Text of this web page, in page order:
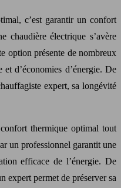
c’est garantir un confort
chaudière électrique s’avère
option présente de nombreux
d’économies d’énergie. De
expert, sa longévité
thermique optimal tout
un professionnel garantit une
efficace de l’énergie. De
expert permet de préserver sa